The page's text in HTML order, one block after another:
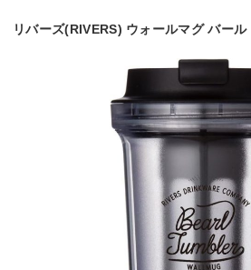
リバーズ(RIVERS) ウォールマグ バー